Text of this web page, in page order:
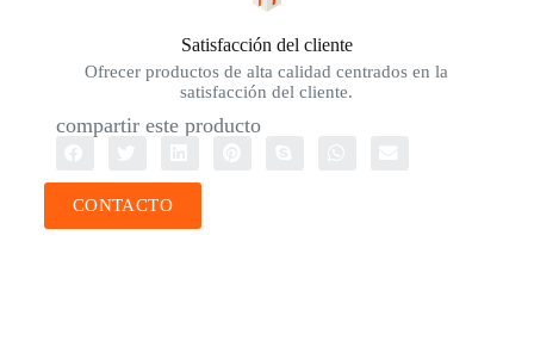
Satisfacción del cliente
Ofrecer productos de alta calidad centrados en la
satisfacción del cliente.
compartir este producto
CONTACTO